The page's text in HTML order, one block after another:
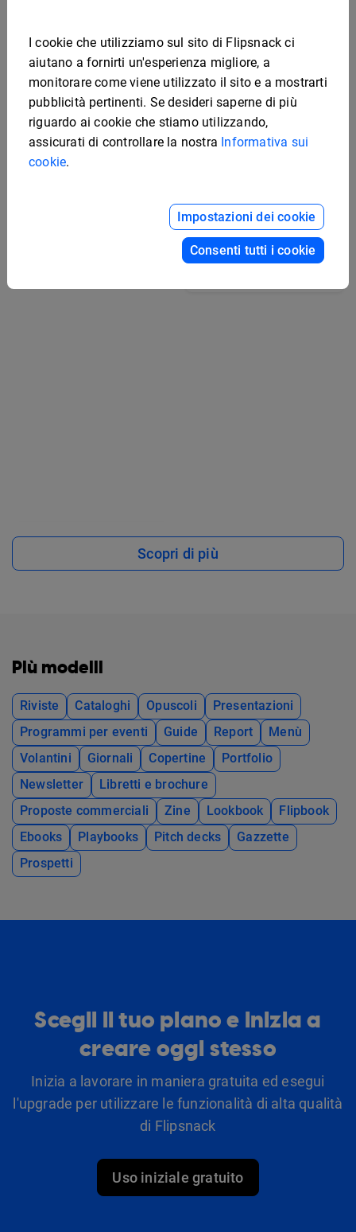
Modello di scheda
tecnica elettronica
modificabile
Scopri di più
Più modelli
Riviste Cataloghi Opuscoli
Presentazioni
Programmi per eventi
Guide Report
Menù
Volantini
Giornali Copertine
Portfolio
Newsletter
Libretti e brochure
Proposte commerciali
Zine Lookbook
Flipbook
Ebooks
Playbooks Pitch decks
Gazzette
Prospetti
Scegli il tuo piano e inizia a
creare oggi stesso
Inizia a lavorare in maniera gratuita ed esegui
l'upgrade per utilizzare le funzionalità di alta qualità
di Flipsnack
Uso iniziale gratuito
I cookie che utilizziamo sul sito di Flipsnack ci
aiutano a fornirti un'esperienza migliore, a
monitorare come viene utilizzato il sito e a mostrarti
pubblicità pertinenti. Se desideri saperne di più
riguardo ai cookie che stiamo utilizzando,
assicurati di controllare la nostra Informativa sui
cookie.
Impostazioni dei cookie
Consenti tutti i cookie